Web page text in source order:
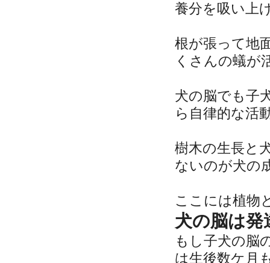
養分を吸い上
根が張って地
くさんの蟻が
犬の脳でも子
ら自律的な活
樹木の生長と
ないのが犬の
ここには植物
犬の脳は
もし子犬の脳
は生後数ケ月